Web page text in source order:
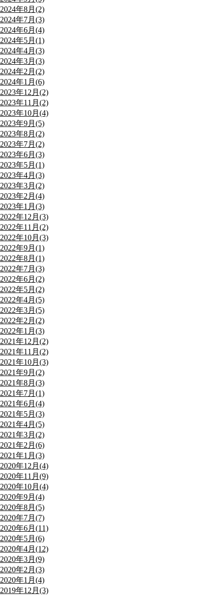
2024年8月(2)
2024年7月(3)
2024年6月(4)
2024年5月(1)
2024年4月(3)
2024年3月(3)
2024年2月(2)
2024年1月(6)
2023年12月(2)
2023年11月(2)
2023年10月(4)
2023年9月(5)
2023年8月(2)
2023年7月(2)
2023年6月(3)
2023年5月(1)
2023年4月(3)
2023年3月(2)
2023年2月(4)
2023年1月(3)
2022年12月(3)
2022年11月(2)
2022年10月(3)
2022年9月(1)
2022年8月(1)
2022年7月(3)
2022年6月(2)
2022年5月(2)
2022年4月(5)
2022年3月(5)
2022年2月(2)
2022年1月(3)
2021年12月(2)
2021年11月(2)
2021年10月(3)
2021年9月(2)
2021年8月(3)
2021年7月(1)
2021年6月(4)
2021年5月(3)
2021年4月(5)
2021年3月(2)
2021年2月(6)
2021年1月(3)
2020年12月(4)
2020年11月(9)
2020年10月(4)
2020年9月(4)
2020年8月(5)
2020年7月(7)
2020年6月(11)
2020年5月(6)
2020年4月(12)
2020年3月(9)
2020年2月(3)
2020年1月(4)
2019年12月(3)